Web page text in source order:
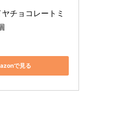
チョコレートミ
で見る